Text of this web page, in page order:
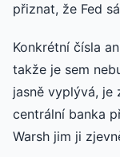
přiznat, že Fed
Konkrétní čísla
takže je sem
jasně vyplývá, je
centrální banka
Warsh jim ji